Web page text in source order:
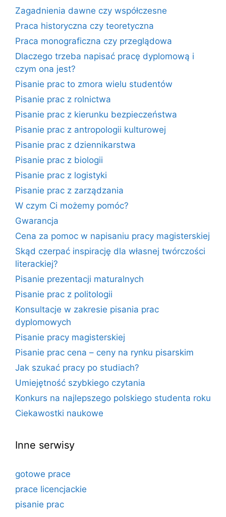
Zagadnienia dawne czy współczesne
Praca historyczna czy teoretyczna
Praca monograficzna czy przeglądowa
Dlaczego trzeba napisać pracę dyplomową i
czym ona jest?
Pisanie prac to zmora wielu studentów
Pisanie prac z rolnictwa
Pisanie prac z kierunku bezpieczeństwa
Pisanie prac z antropologii kulturowej
Pisanie prac z dziennikarstwa
Pisanie prac z biologii
Pisanie prac z logistyki
Pisanie prac z zarządzania
W czym Ci możemy pomóc?
Gwarancja
Cena za pomoc w napisaniu pracy magisterskiej
Skąd czerpać inspirację dla własnej twórczości
literackiej?
Pisanie prezentacji maturalnych
Pisanie prac z politologii
Konsultacje w zakresie pisania prac
dyplomowych
Pisanie pracy magisterskiej
Pisanie prac cena – ceny na rynku pisarskim
Jak szukać pracy po studiach?
Umiejętność szybkiego czytania
Konkurs na najlepszego polskiego studenta roku
Ciekawostki naukowe
Inne serwisy
gotowe prace
prace licencjackie
pisanie prac